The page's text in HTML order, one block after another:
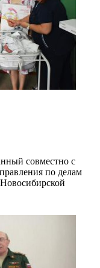
совместно с
по делам